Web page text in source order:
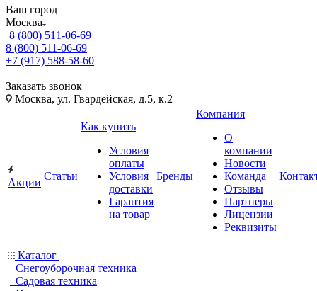
Ваш город
Москва
8 (800) 511-06-69
8 (800) 511-06-69
+7 (917) 588-58-60
Заказать звонок
Москва, ул. Гвардейская, д.5, к.2
Акции
Статьи
Как купить
Условия
оплаты
Условия
доставки
Гарантия
на товар
Бренды
Компания
О
компании
Новости
Команда
Отзывы
Партнеры
Лицензии
Реквизиты
Каталог
Снегоуборочная техника
Садовая техника